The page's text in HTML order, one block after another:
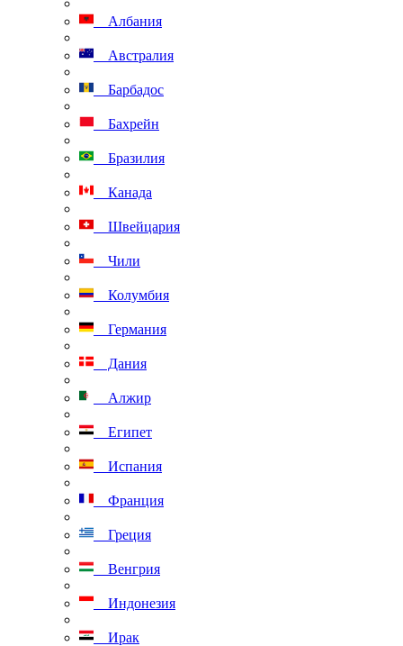
Албания
Австралия
Барбадос
Бахрейн
Бразилия
Канада
Швейцария
Чили
Колумбия
Германия
Дания
Алжир
Египет
Испания
Франция
Греция
Венгрия
Индонезия
Ирак